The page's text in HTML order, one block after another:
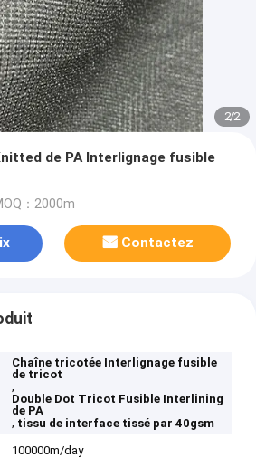
2/2
de PA Interlignage fusible
：2000m
Contactez
Chaîne tricotée Interlignage fusible
de tricot
,
Double Dot Tricot Fusible Interlining
de PA
, tissu de interface tissé par 40gsm
100000m/day